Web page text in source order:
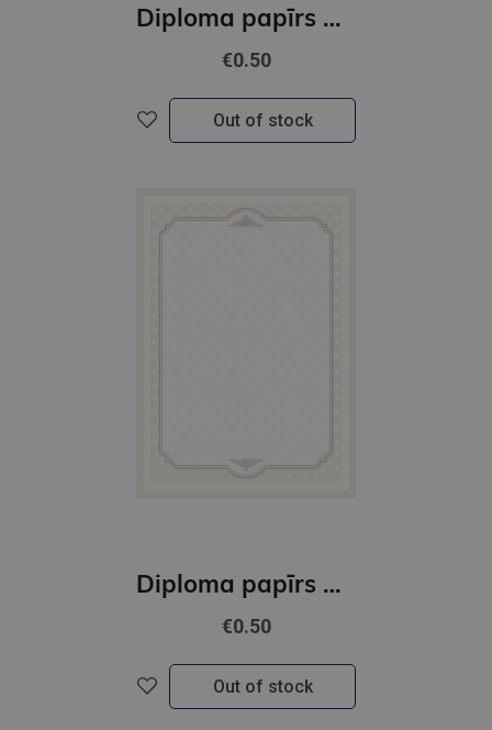
Diploma papīrs A4 Pieczęć GNP
€0.50
Out of stock
Diploma papīrs A4 Retro GNP
€0.50
Out of stock